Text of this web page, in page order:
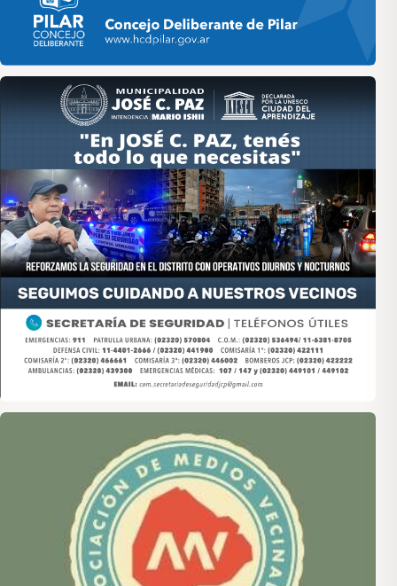
Asociación de Medios Vecinales